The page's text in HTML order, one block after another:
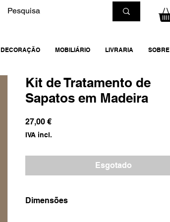
DECORAÇÃO MOBILIÁRIO LIVRARIA SOBRE
Kit de Tratamento de
Sapatos em Madeira
27,00 €Preço
IVA incl.
Esgotado
Dimensões